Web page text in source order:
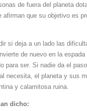
de fuera del planeta
afirman que su objetivo es
si deja a un lado las
de nuevo en la espada
para ser. Si nadie da el
necesita, el planeta y sus
y calamitosa ruina.
dicho: